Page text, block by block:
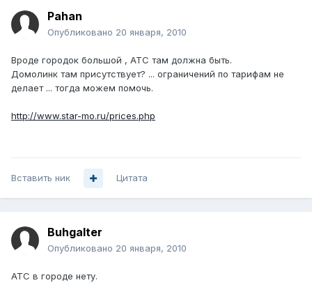
Pahan
Опубликовано 20 января, 2010
Вроде городок большой , АТС там должна быть.
Домолинк там присутствует? ... ограничений по тарифам не
делает ... тогда можем помочь.
http://www.star-mo.ru/prices.php
Вставить ник Цитата
Buhgalter
Опубликовано 20 января, 2010
АТС в городе нету.